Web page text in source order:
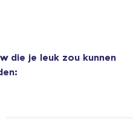
die je leuk zou kunnen